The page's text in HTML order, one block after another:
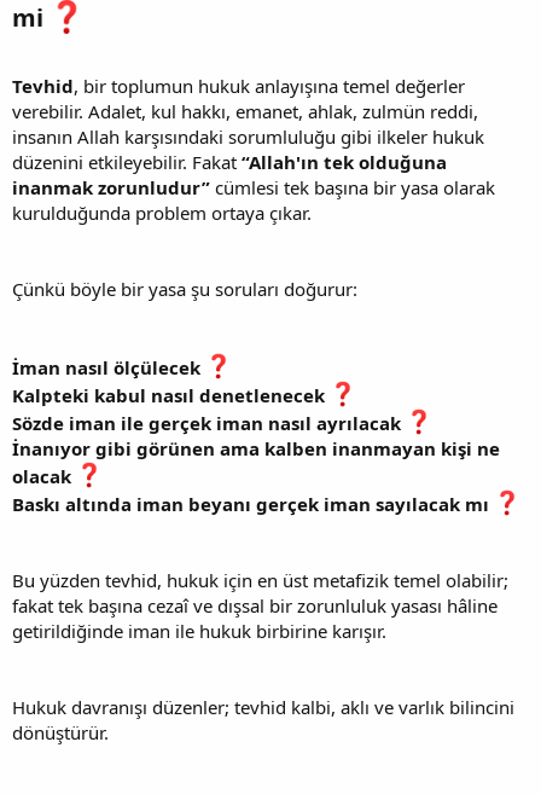
mi
Tevhid, bir toplumun hukuk anlayışına temel değerler
verebilir. Adalet, kul hakkı, emanet, ahlak, zulmün reddi,
insanın Allah karşısındaki sorumluluğu gibi ilkeler hukuk
düzenini etkileyebilir. Fakat “Allah'ın tek olduğuna
inanmak zorunludur” cümlesi tek başına bir yasa olarak
kurulduğunda problem ortaya çıkar.
Çünkü böyle bir yasa şu soruları doğurur:
İman nasıl ölçülecek
Kalpteki kabul nasıl denetlenecek
Sözde iman ile gerçek iman nasıl ayrılacak
İnanıyor gibi görünen ama kalben inanmayan kişi ne
olacak
Baskı altında iman beyanı gerçek iman sayılacak mı
Bu yüzden tevhid, hukuk için en üst metafizik temel olabilir;
fakat tek başına cezaî ve dışsal bir zorunluluk yasası hâline
getirildiğinde iman ile hukuk birbirine karışır.
Hukuk davranışı düzenler; tevhid kalbi, aklı ve varlık bilincini
dönüştürür.